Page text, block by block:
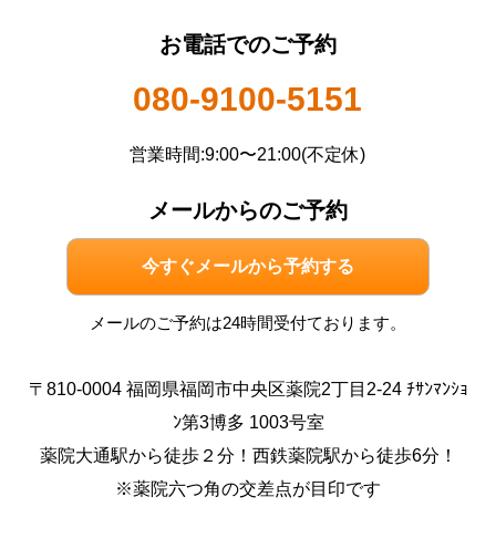
お電話でのご予約
080-9100-5151
営業時間:9:00〜21:00(不定休)
メールからのご予約
今すぐメールから予約する
メールのご予約は24時間受付ております。
〒810-0004 福岡県福岡市中央区薬院2丁目2-24 ﾁｻﾝﾏﾝｼｮ
ﾝ第3博多 1003号室
薬院大通駅から徒歩２分！西鉄薬院駅から徒歩6分！
※薬院六つ角の交差点が目印です